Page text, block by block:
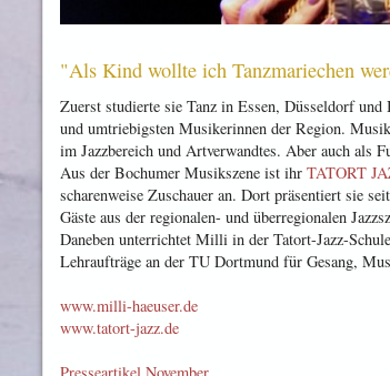
"Als Kind wollte ich Tanzmariechen
Zuerst studierte sie Tanz in Essen, Düsseldorf
und umtriebigsten Musikerinnen der Region.
im Jazzbereich und Artverwandtes. Aber auch als
Aus der Bochumer Musikszene ist ihr TATORT
scharenweise Zuschauer an. Dort präsentiert sie
Gäste aus der regionalen- und überregionalen
Daneben unterrichtet Milli in der Tatort-Jazz-
Lehraufträge an der TU Dortmund für Gesang,
www.milli-haeuser.de
www.tatort-jazz.de